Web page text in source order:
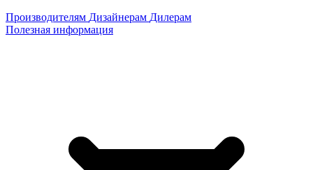
Производителям Дизайнерам Дилерам
Полезная информация